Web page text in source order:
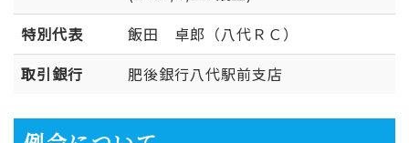
特別代表
飯田 卓郎（八代ＲＣ）
取引銀行
肥後銀行八代駅前支店